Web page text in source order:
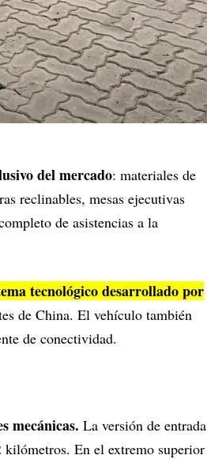
del mercado: materiales de
reclinables, mesas ejecutivas
de asistencias a la
tecnológico desarrollado por
de China. El vehículo también
de conectividad.
mecánicas. La versión de entrada
kilómetros. En el extremo superior